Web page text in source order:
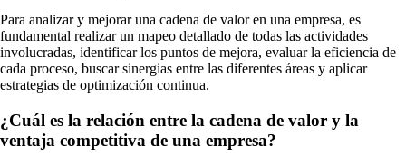
Para analizar y mejorar una cadena de valor en una empresa, es
fundamental realizar un mapeo detallado de todas las actividades
involucradas, identificar los puntos de mejora, evaluar la eficiencia de
cada proceso, buscar sinergias entre las diferentes áreas y aplicar
estrategias de optimización continua.
¿Cuál es la relación entre la cadena de valor y la
ventaja competitiva de una empresa?